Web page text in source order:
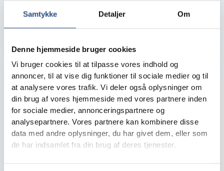
Samtykke Detaljer Om
Denne hjemmeside bruger cookies
Vi bruger cookies til at tilpasse vores indhold og
annoncer, til at vise dig funktioner til sociale medier og til
at analysere vores trafik. Vi deler også oplysninger om
din brug af vores hjemmeside med vores partnere inden
for sociale medier, annonceringspartnere og
analysepartnere. Vores partnere kan kombinere disse
data med andre oplysninger, du har givet dem, eller som
de har indsamlet fra din brug af deres tjenester.
KFI LAB 4. juni 2026
næste skridt – at teste ...